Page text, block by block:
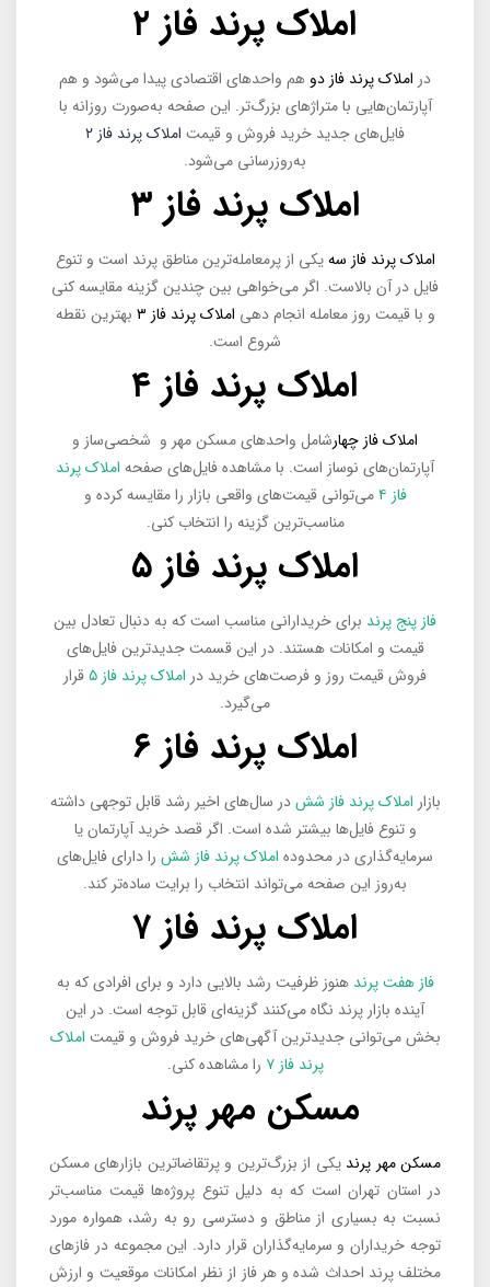
املاک پرند فاز ۲
در املاک پرند فاز دو هم واحدهای اقتصادی پیدا می‌شود و هم
آپارتمان‌هایی با متراژهای بزرگ‌تر. این صفحه به‌صورت روزانه با
فایل‌های جدید خرید فروش و قیمت املاک پرند فاز ۲
به‌روزرسانی می‌شود.
املاک پرند فاز ۳
املاک پرند فاز سهیکی از پرمعامله‌ترین مناطق پرند است و تنوع
فایل در آن بالاست. اگر می‌خواهی بین چندین گزینه مقایسه کنی
و با قیمت روز معامله انجام دهی املاک پرند فاز ۳
بهترین نقطه
شروع است.
املاک پرند فاز ۴
املاک فاز چهارشامل واحدهای مسکن مهر و شخصی‌ساز و
آپارتمان‌های نوساز است. با مشاهده فایل‌های صفحه املاک پرند
فاز ۴
می‌توانی قیمت‌های واقعی بازار را مقایسه کرده و
مناسب‌ترین گزینه را انتخاب کنی.
املاک پرند فاز ۵
فاز پنج پرند برای خریدارانی مناسب است که به دنبال تعادل بین
قیمت و امکانات هستند. در این قسمت جدیدترین فایل‌های
فروش قیمت روز و فرصت‌های خرید در املاک پرند فاز ۵
قرار
می‌گیرد.
املاک پرند فاز ۶
بازار املاک پرند فاز ششدر سال‌های اخیر رشد قابل توجهی داشته
و تنوع فایل‌ها بیشتر شده است. اگر قصد خرید آپارتمان یا
سرمایه‌گذاری در محدوده املاک پرند فاز شش را دارای فایل‌های
به‌روز این صفحه می‌تواند انتخاب را برایت ساده‌تر کند.
املاک پرند فاز ۷
فاز هفت پرند هنوز ظرفیت رشد بالایی دارد و برای افرادی که به
آینده بازار پرند نگاه می‌کنند گزینه‌ای قابل توجه است. در این
بخش می‌توانی جدیدترین آگهی‌های خرید فروش و قیمت املاک
پرند فاز ۷ را مشاهده کنی.
مسکن مهر پرند
مسکن مهر پرند یکی از بزرگ‌ترین و پرتقاضاترین بازارهای مسکن
در استان تهران است که به دلیل تنوع پروژه‌ها قیمت مناسب‌تر
نسبت به بسیاری از مناطق و دسترسی رو به رشد، همواره مورد
توجه خریداران و سرمایه‌گذاران قرار دارد. این مجموعه در فازهای
مختلف پرند احداث شده و هر فاز از نظر امکانات موقعیت و ارزش